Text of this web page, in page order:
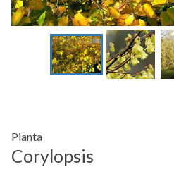
Pianta
Corylopsis